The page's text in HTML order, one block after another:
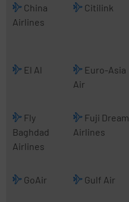
China
Airlines
Citilink
El Al
Euro-Asia
Air
Fly
Baghdad
Airlines
Fuji Dream
Airlines
GoAir Gulf Air